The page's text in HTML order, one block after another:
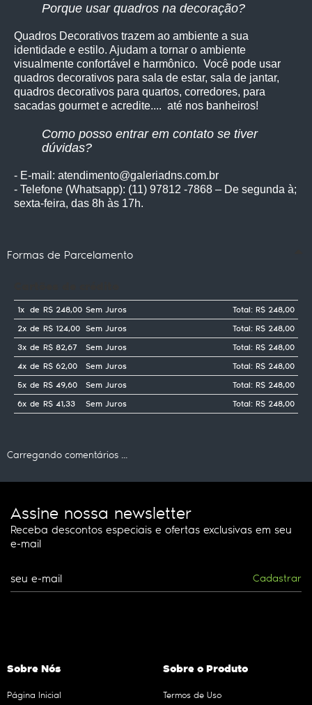
Porque usar quadros na decoração?
Quadros Decorativos trazem ao ambiente a sua
identidade e estilo. Ajudam a tornar o ambiente
visualmente confortável e harmônico. Você pode usar
quadros decorativos para sala de estar, sala de jantar,
quadros decorativos para quartos, corredores, para
sacadas gourmet e acredite.... até nos banheiros!
Como posso entrar em contato se tiver
dúvidas?
- E-mail: atendimento@galeriadns.com.br
- Telefone (Whatsapp): (11) 97812 -7868 – De segunda à;
sexta-feira, das 8h às 17h.
Formas de Parcelamento
1x de R$ 248,00 Sem Juros
Total: R$ 248,00
2x de R$ 124,00 Sem Juros
Total: R$ 248,00
3x de R$ 82,67 Sem Juros
Total: R$ 248,00
4x de R$ 62,00 Sem Juros
Total: R$ 248,00
5x de R$ 49,60 Sem Juros
Total: R$ 248,00
6x de R$ 41,33 Sem Juros Total: R$ 248,00
Carregando comentários ...
Assine nossa newsletter
Receba descontos especiais e ofertas exclusivas em seu
e-mail
Cadastrar
Sobre Nós
Página Inicial
Sobre o Produto
Termos de Uso